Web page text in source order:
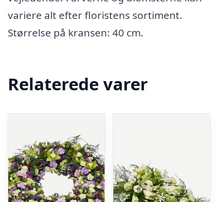
variere alt efter floristens sortiment.
Størrelse på kransen: 40 cm.
Relaterede varer